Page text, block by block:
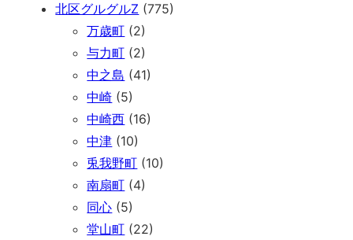
北区グルグルZ (775)
万歳町 (2)
与力町 (2)
中之島 (41)
中崎 (5)
中崎西 (16)
中津 (10)
兎我野町 (10)
南扇町 (4)
同心 (5)
堂山町 (22)